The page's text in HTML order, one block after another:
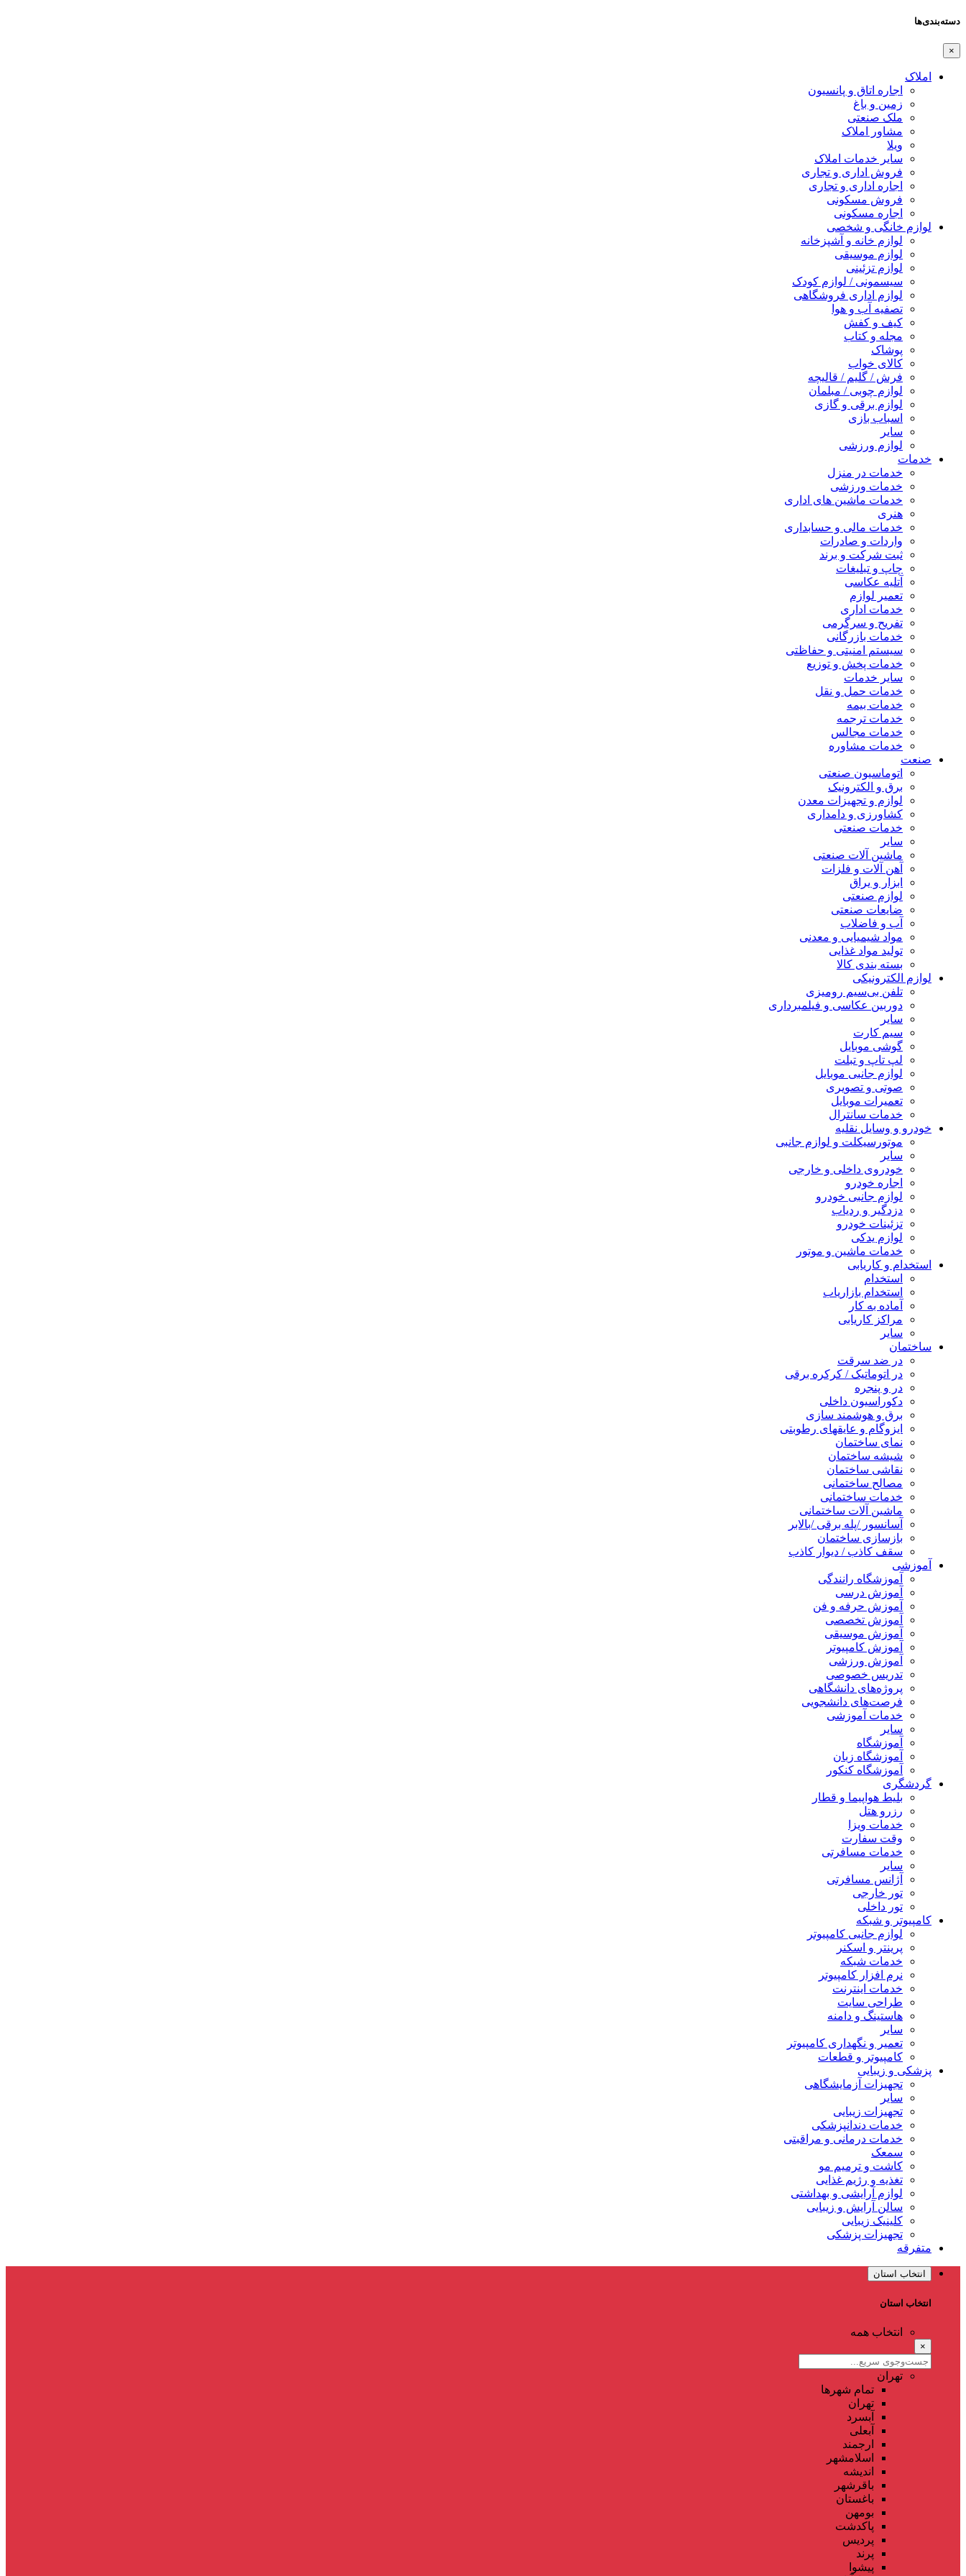
دسته‌بندی‌ها
×
املاک
اجاره اتاق و پانسیون
زمین و باغ
ملک صنعتی
مشاور املاک
ویلا
سایر خدمات املاک
فروش اداری و تجاری
اجاره اداری و تجاری
فروش مسکونی
اجاره مسکونی
لوازم خانگی و شخصی
لوازم خانه و آشپزخانه
لوازم موسیقی
لوازم تزئینی
سیسمونی / لوازم کودک
لوازم اداری فروشگاهی
تصفیه آب و هوا
کیف و کفش
مجله و کتاب
پوشاک
کالای خواب
فرش / گلیم / قالیچه
لوازم چوبی / مبلمان
لوازم برقی و گازی
اسباب بازی
سایر
لوازم ورزشی
خدمات
خدمات در منزل
خدمات ورزشی
خدمات ماشین های اداری
هنری
خدمات مالی و حسابداری
واردات و صادرات
ثبت شرکت و برند
چاپ و تبلیغات
آتلیه عکاسی
تعمیر لوازم
خدمات اداری
تفریح و سرگرمی
خدمات بازرگانی
سیستم امنیتی و حفاظتی
خدمات پخش و توزیع
سایر خدمات
خدمات حمل و نقل
خدمات بیمه
خدمات ترجمه
خدمات مجالس
خدمات مشاوره
صنعت
اتوماسیون صنعتی
برق و الکترونیک
لوازم و تجهیزات معدن
کشاورزی و دامداری
خدمات صنعتی
سایر
ماشین آلات صنعتی
آهن آلات و فلزات
ابزار و یراق
لوازم صنعتی
ضایعات صنعتی
آب و فاضلاب
مواد شیمیایی و معدنی
تولید مواد غذایی
بسته بندی کالا
لوازم الکترونیکی
تلفن بی‌سیم رومیزی
دوربین عکاسی و فیلمبرداری
سایر
سیم کارت
گوشی موبایل
لپ تاپ و تبلت
لوازم جانبی موبایل
صوتی و تصویری
تعمیرات موبایل
خدمات سانترال
خودرو و وسایل نقلیه
موتورسیکلت و لوازم جانبی
سایر
خودروی داخلی و خارجی
اجاره خودرو
لوازم جانبی خودرو
دزدگیر و ردیاب
تزئینات خودرو
لوازم یدکی
خدمات ماشین و موتور
استخدام و کاریابی
استخدام
استخدام بازاریاب
آماده به کار
مراکز کاریابی
سایر
ساختمان
در ضد سرقت
در اتوماتیک / کرکره برقی
در و پنجره
دکوراسیون داخلی
برق و هوشمند سازی
ایزوگام و عایقهای رطوبتی
نمای ساختمان
شیشه ساختمان
نقاشی ساختمان
مصالح ساختمانی
خدمات ساختمانی
ماشین آلات ساختمانی
آسانسور /پله برقی /بالابر
بازسازی ساختمان
سقف کاذب / دیوار کاذب
آموزشی
آموزشگاه رانندگی
آموزش درسی
آموزش حرفه و فن
آموزش تخصصی
آموزش موسیقی
آموزش کامپیوتر
آموزش ورزشی
تدریس خصوصی
پروژه‌های دانشگاهی
فرصت‌های دانشجویی
خدمات آموزشی
سایر
آموزشگاه
آموزشگاه زبان
آموزشگاه کنکور
گردشگری
بلیط هواپیما و قطار
رزرو هتل
خدمات ویزا
وقت سفارت
خدمات مسافرتی
سایر
آژانس مسافرتی
تور خارجی
تور داخلی
کامپیوتر و شبکه
لوازم جانبی کامپیوتر
پرینتر و اسکنر
خدمات شبکه
نرم افزار کامپیوتر
خدمات اینترنت
طراحی سایت
هاستینگ و دامنه
سایر
تعمیر و نگهداری کامپیوتر
کامپیوتر و قطعات
پزشکی و زیبایی
تجهیزات آزمایشگاهی
سایر
تجهیزات زیبایی
خدمات دندانپزشکی
خدمات درمانی و مراقبتی
سمعک
کاشت و ترمیم مو
تغذیه و رژیم غذایی
لوازم آرایشی و بهداشتی
سالن آرایش و زیبایی
کلینیک زیبایی
تجهیزات پزشکی
متفرقه
انتخاب استان
انتخاب استان
انتخاب همه
×
تهران
تمام شهر‌ها
تهران
آبسرد
آبعلی
ارجمند
اسلامشهر
اندیشه
باقرشهر
باغستان
بومهن
پاکدشت
پردیس
پرند
پیشوا